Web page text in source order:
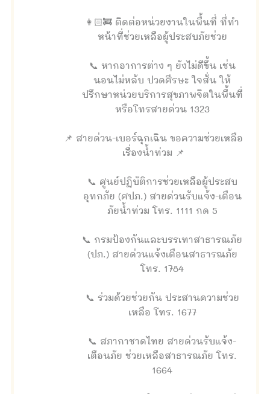
👩🏻‍🚒 ติดต่อหน่วยงานในพื้นที่ ที่ทำ
หน้าที่ช่วยเหลือผู้ประสบภัยช่วย
📞 หากอาการต่าง ๆ ยังไม่ดีขึ้น เช่น
นอนไม่หลับ ปวดศีรษะ ใจสั่น ให้
ปรึกษาหน่วยบริการสุขภาพจิตในพื้นที่
หรือโทรสายด่วน 1323
📌 สายด่วน-เบอร์ฉุกเฉิน ขอความช่วยเหลือ
เรื่องน้ำท่วม 📌
📞 ศูนย์ปฏิบัติการช่วยเหลือผู้ประสบ
อุทกภัย (ศปภ.) สายด่วนรับแจ้ง-เตือน
ภัยน้ำท่วม โทร. 1111 กด 5
📞 กรมป้องกันและบรรเทาสาธารณภัย
(ปภ.) สายด่วนแจ้งเตือนสาธารณภัย
โทร. 1784
📞 ร่วมด้วยช่วยกัน ประสานความช่วย
เหลือ โทร. 1677
📞 สภากาชาดไทย สายด่วนรับแจ้ง-
เตือนภัย ช่วยเหลือสาธารณภัย โทร.
1664